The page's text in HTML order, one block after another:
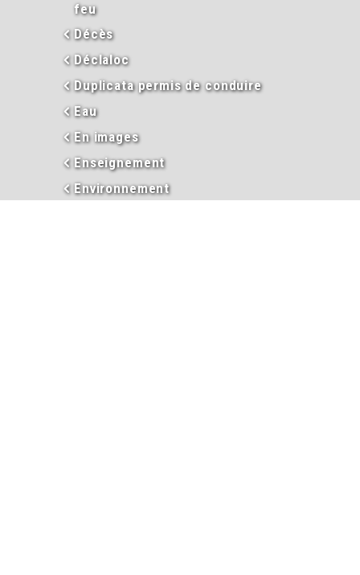
feu
Décès
Déclaloc
Duplicata permis de conduire
Eau
En images
Enseignement
Environnement